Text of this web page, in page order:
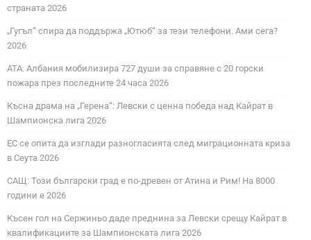
страната 2026
„Гугъл“ спира да поддържа „Ютюб“ за тези телефони. Ами сега?
2026
АТА: Албания мобилизира 727 души за справяне с 20 горски
пожара през последните 24 часа 2026
Късна драма на „Герена“: Левски с ценна победа над Кайрат в
Шампионска лига 2026
ЕС се опита да изглади разногласията след миграционната криза
в Сеута 2026
САЩ: Този български град е по-древен от Атина и Рим! На 8000
години е 2026
Късен гол на Сержиньо даде преднина за Левски срещу Кайрат в
квалификациите за Шампионската лига 2026